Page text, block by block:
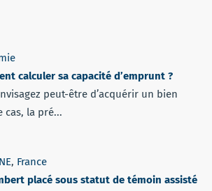
calculer sa capacité d’emprunt ?
peut-être d’acquérir un bien
cas, la pré...
, France
placé sous statut de témoin assisté